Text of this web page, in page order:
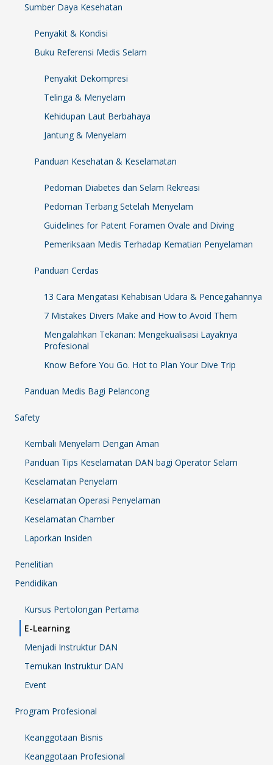
Sumber Daya Kesehatan
Penyakit & Kondisi
Buku Referensi Medis Selam
Penyakit Dekompresi
Telinga & Menyelam
Kehidupan Laut Berbahaya
Jantung & Menyelam
Panduan Kesehatan & Keselamatan
Pedoman Diabetes dan Selam Rekreasi
Pedoman Terbang Setelah Menyelam
Guidelines for Patent Foramen Ovale and Diving
Pemeriksaan Medis Terhadap Kematian Penyelaman
Panduan Cerdas
13 Cara Mengatasi Kehabisan Udara & Pencegahannya
7 Mistakes Divers Make and How to Avoid Them
Mengalahkan Tekanan: Mengekualisasi Layaknya
Profesional
Know Before You Go. Hot to Plan Your Dive Trip
Panduan Medis Bagi Pelancong
Safety
Kembali Menyelam Dengan Aman
Panduan Tips Keselamatan DAN bagi Operator Selam
Keselamatan Penyelam
Keselamatan Operasi Penyelaman
Keselamatan Chamber
Laporkan Insiden
Penelitian
Pendidikan
Kursus Pertolongan Pertama
E-Learning
Menjadi Instruktur DAN
Temukan Instruktur DAN
Event
Program Profesional
Keanggotaan Bisnis
Keanggotaan Profesional